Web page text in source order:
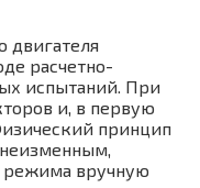
двигателя
расчетно-
испытаний. При
и, в первую
принцип
режима вручную